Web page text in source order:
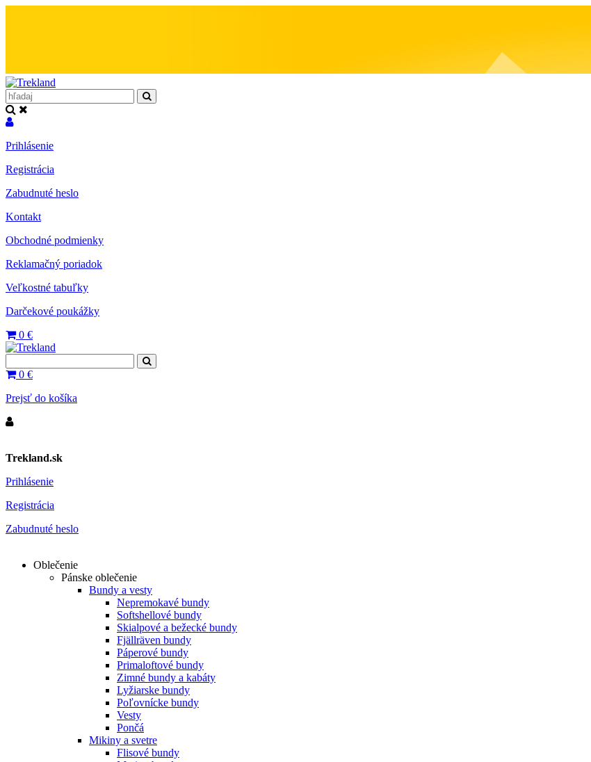
Prihlásenie
Registrácia
Zabudnuté heslo
Kontakt
Obchodné podmienky
Reklamačný poriadok
Veľkostné tabuľky
Darčekové poukážky
0 €
0 €
Prejsť do košíka
Trekland.sk
Prihlásenie
Registrácia
Zabudnuté heslo
Oblečenie
Pánske oblečenie
Bundy a vesty
Nepremokavé bundy
Softshellové bundy
Skialpové a bežecké bundy
Fjällräven bundy
Páperové bundy
Primaloftové bundy
Zimné bundy a kabáty
Lyžiarske bundy
Poľovnícke bundy
Vesty
Pončá
Mikiny a svetre
Flisové bundy